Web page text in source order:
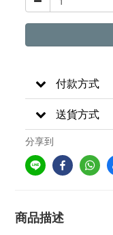
付款方式
送貨方式
分享到
商品描述